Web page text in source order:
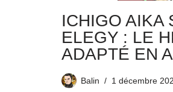
ICHIGO AIKA
ELEGY : LE
ADAPTÉ EN
Balin 1 décembre